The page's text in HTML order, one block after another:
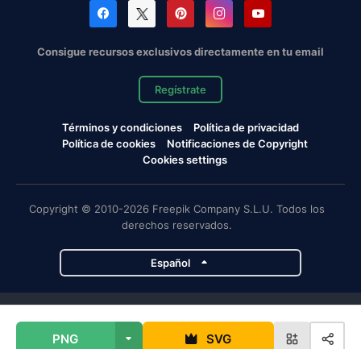
PNG SVG
Consigue recursos exclusivos directamente en tu email
Regístrate
Términos y condiciones
Política de privacidad
Política de cookies
Notificaciones de Copyright
Cookies settings
Copyright © 2010-2026 Freepik Company S.L.U. Todos los
derechos reservados.
Español